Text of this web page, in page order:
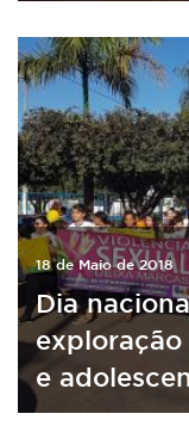
18 de Maio de 2018
Dia
e